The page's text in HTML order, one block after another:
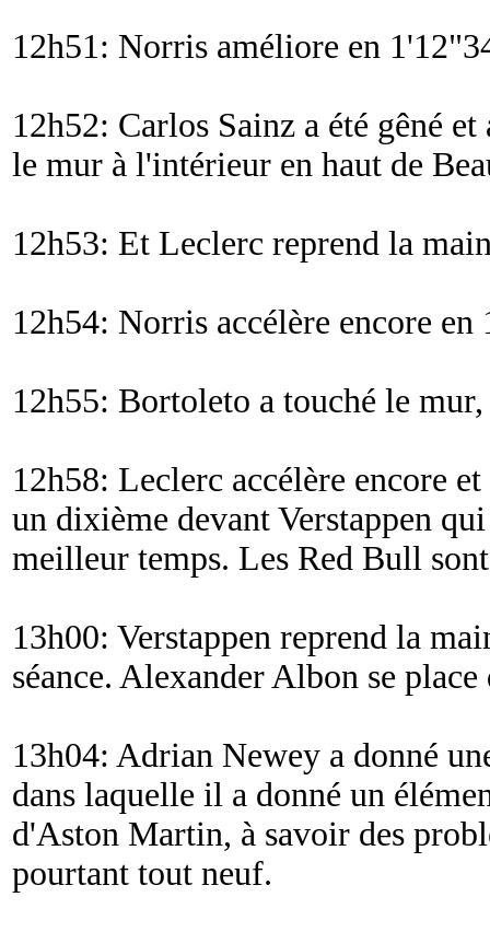
12h51: Norris améliore en
12h52: Carlos Sainz a été gêné
le mur à l'intérieur en haut de
12h53: Et Leclerc reprend la
12h54: Norris accélère encore en
12h55: Bortoleto a touché le
12h58: Leclerc accélère encore
un dixième devant Verstappen
meilleur temps. Les Red Bull
13h00: Verstappen reprend la
séance. Alexander Albon se
13h04: Adrian Newey a donné
dans laquelle il a donné un
d'Aston Martin, à savoir des
pourtant tout neuf.